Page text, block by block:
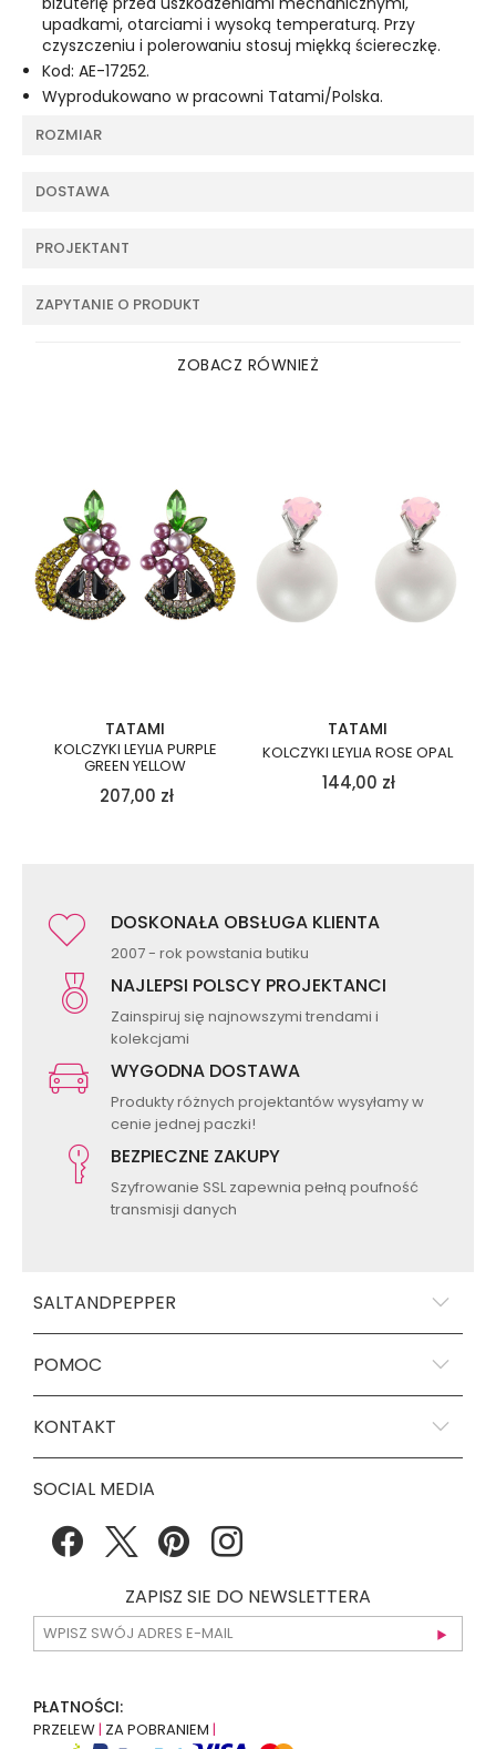
upadkami, otarciami i wysoką temperaturą. Przy
czyszczeniu i polerowaniu stosuj miękką ściereczkę.
Kod: AE-17252.
Wyprodukowano w pracowni Tatami/Polska.
ROZMIAR
DOSTAWA
PROJEKTANT
ZAPYTANIE O PRODUKT
ZOBACZ RÓWNIEŻ
TATAMI
KOLCZYKI LEYLIA PURPLE
GREEN YELLOW
207,00 zł
TATAMI
KOLCZYKI LEYLIA ROSE OPAL
144,00 zł
DOSKONAŁA OBSŁUGA KLIENTA
2007 - rok powstania butiku
NAJLEPSI POLSCY PROJEKTANCI
Zainspiruj się najnowszymi trendami i
kolekcjami
WYGODNA DOSTAWA
Produkty różnych projektantów wysyłamy w
cenie jednej paczki!
BEZPIECZNE ZAKUPY
Szyfrowanie SSL zapewnia pełną poufność
transmisji danych
SALTANDPEPPER
POMOC
KONTAKT
SOCIAL MEDIA
ZAPISZ SIE DO NEWSLETTERA
PŁATNOŚCI:
PRZELEW| ZA POBRANIEM |